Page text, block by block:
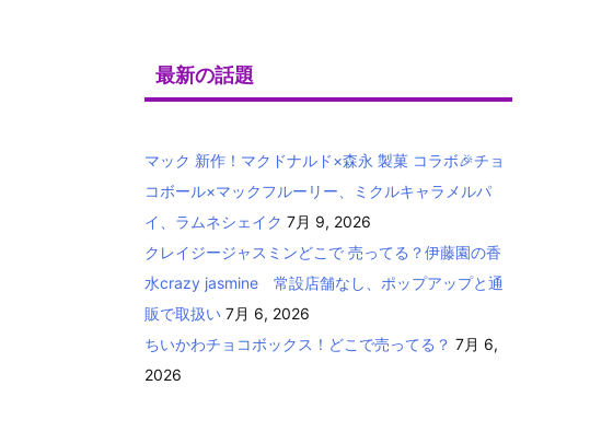
最新の話題
マック 新作！マクドナルド×森永 製菓 コラボ🎉チョ
コボール×マックフルーリー、ミクルキャラメルパ
イ、ラムネシェイク 7月 9, 2026
クレイジージャスミンどこで 売ってる？伊藤園の香
水crazy jasmine 常設店舗なし、ポップアップと通
販で取扱い 7月 6, 2026
ちいかわチョコボックス！どこで売ってる？ 7月 6,
2026